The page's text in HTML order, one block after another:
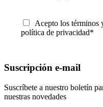
Acepto los términos
política de privacidad*
Suscripción e-mail
Suscríbete a nuestro boletín
nuestras novedades